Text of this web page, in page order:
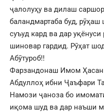
ҷалолуҳу ва дилаш
баландмартаба буд,
суъуд кард ва дар
шиновар гардид. Рӯҳат
Абӯтуроб!!
Фарзандонаш Имом
Абдуллоҳ ибни Ҷаъфари
Намози ҷаноза бо
иқома шуд ва дар наъши